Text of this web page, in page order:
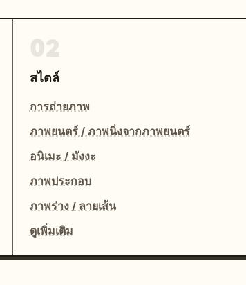
สไตล์
การถ่ายภาพ
ภาพยนตร์ / ภาพนิ่งจากภาพยนตร์
อนิเมะ / มังงะ
ภาพประกอบ
ภาพร่าง / ลายเส้น
ดูเพิ่มเติม